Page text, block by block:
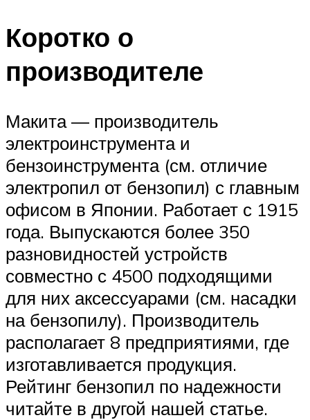
Коротко о
производителе
Макита — производитель
электроинструмента и
бензоинструмента (см. отличие
электропил от бензопил) с главным
офисом в Японии. Работает с 1915
года. Выпускаются более 350
разновидностей устройств
совместно с 4500 подходящими
для них аксессуарами (см. насадки
на бензопилу). Производитель
располагает 8 предприятиями, где
изготавливается продукция.
Рейтинг бензопил по надежности
читайте в другой нашей статье.